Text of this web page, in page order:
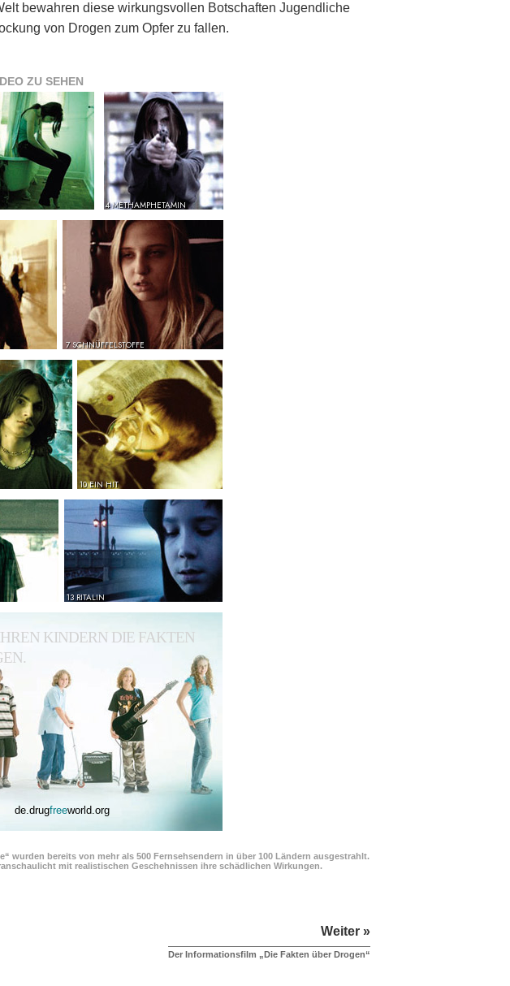
bewahren diese wirkungsvollen Botschaften Jugendliche
von Drogen zum Opfer zu fallen.
ZU SEHEN
4 METHAMPHETAMIN
7 SCHNÜFFELSTOFFE
10 EIN HIT
13 RITALIN
KINDERN DIE FAKTEN
de.drugfreeworld.org
wurden bereits von mehr als 500 Fernsehsendern in über 100 Ländern ausgestrahlt.
mit realistischen Geschehnissen ihre schädlichen Wirkungen.
Weiter »
Der Informationsfilm „Die Fakten über Drogen“